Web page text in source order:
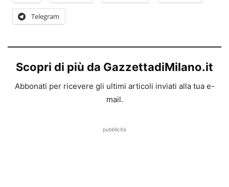
Telegram
Scopri di più da GazzettadiMilano.it
Abbonati per ricevere gli ultimi articoli inviati alla tua e-
mail.
pubblicità